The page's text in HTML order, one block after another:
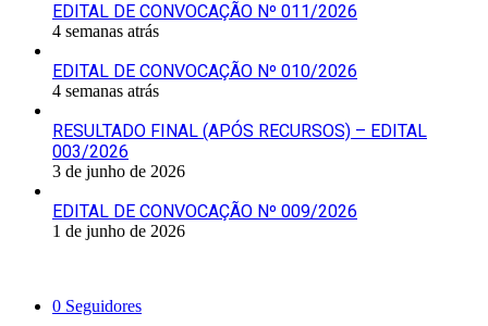
EDITAL DE CONVOCAÇÃO Nº 011/2026
4 semanas atrás
EDITAL DE CONVOCAÇÃO Nº 010/2026
4 semanas atrás
RESULTADO FINAL (APÓS RECURSOS) – EDITAL
003/2026
3 de junho de 2026
EDITAL DE CONVOCAÇÃO Nº 009/2026
1 de junho de 2026
0 Seguidores